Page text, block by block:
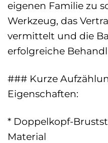
eigenen Familie zu
Werkzeug, das
vermittelt und die
erfolgreiche
### Kurze
Eigenschaften:
* Doppelkopf-
Material